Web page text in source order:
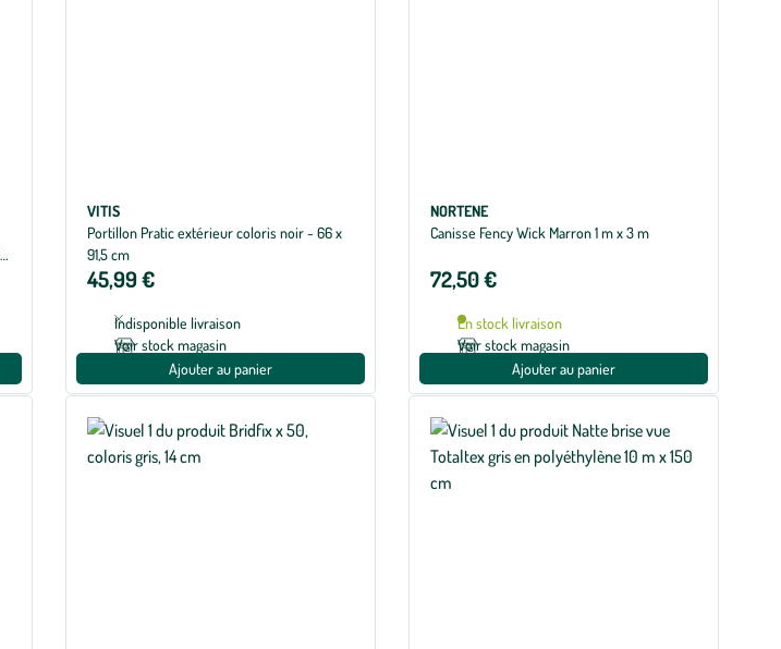
VITIS
Portillon Pratic extérieur coloris noir - 66 x
91,5 cm
45,99 €
Indisponible livraison
Voir stock magasin
Ajouter au panier
NORTENE
Canisse Fency Wick Marron 1 m x 3 m
72,50 €
En stock livraison
Voir stock magasin
Ajouter au panier